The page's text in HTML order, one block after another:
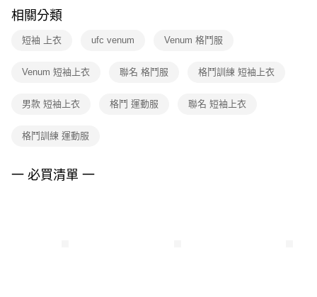
３．收到繳費通知簡訊後14天內，點擊此簡訊中的連結，可透過四大超商／
ATM／網路銀行／等多元方式進行付款，方視為交易完成。
購買商品的店家。未經商家同意取消之訂單仍視為有效，需透過AFTEE先享
※ 交易是否成功請以「AFTEE先享後付 」之結帳頁面顯示為準，若有關於
１．透過由恩沛科技股份有限公司提供之「AFTEE先享後付」服務完成之交
２．關於個人資料處理事宜，請瀏覽以下網址：
相關分類
短袖 上衣 ufc venum Venum 格鬥服
Venum 短袖上衣 聯名 格鬥服 格鬥訓練 短袖上衣
男款 短袖上衣 格鬥 運動服 聯名 短袖上衣
格鬥訓練 運動服
一 必買清單 一